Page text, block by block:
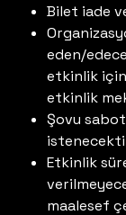
Bilet iade
eden/
etkinlik
etkinlik
Şovu
Etkinlik
maalesef